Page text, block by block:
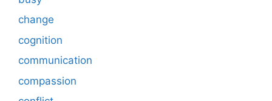
change
cognition
communication
compassion